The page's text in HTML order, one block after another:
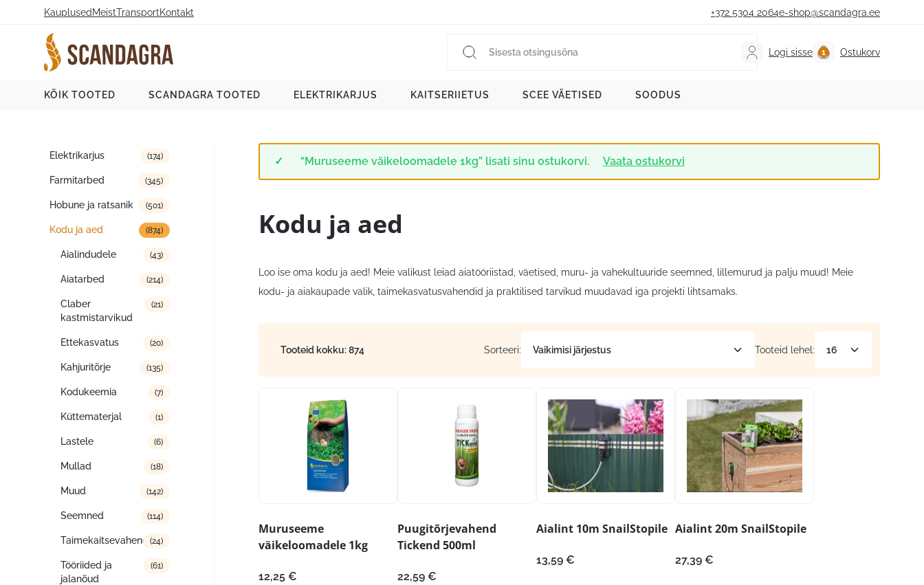
Kauplused MeistTransportKontakt +372 5304 2064e-shop@scandagra.ee
Logi sisse Ostukorv
KÕIK TOOTED SCANDAGRA TOOTED ELEKTRIKARJUS KAITSERIIETUS SCEE VÄETISED SOODUS
Tootekategooriad
Elektrikarjus (174)
Farmitarbed (345)
Hobune ja ratsanik (501)
Kodu ja aed (874)
Aialindudele (43)
Aiatarbed (214)
Claber
kastmistarvikud
(21)
Ettekasvatus (20)
Kahjuritõrje (135)
Kodukeemia (7)
Küttematerjal (1)
Lastele (6)
Mullad (18)
Muud (142)
Seemned (114)
Taimekaitsevahendid(24)
Tööriided ja
jalanõud
(61)
“Muruseeme väikeloomadele 1kg” lisati sinu ostukorvi. Vaata ostukorvi
Kodu ja aed
Loo ise oma kodu ja aed! Meie valikust leiad aiatööriistad, väetised, muru- ja vahekultuuride seemned, lillemurud ja palju muud! Meie
kodu- ja aiakaupade valik, taimekasvatusvahendid ja praktilised tarvikud muudavad iga projekti lihtsamaks.
Tooteid kokku: 874 Sorteeri: Tooteid lehel:
Muruseeme
väikeloomadele 1kg
12,25 €
Puugitõrjevahend
Tickend 500ml
22,59 €
Aialint 10m SnailStopile
13,59 €
Aialint 20m SnailStopile
27,39 €